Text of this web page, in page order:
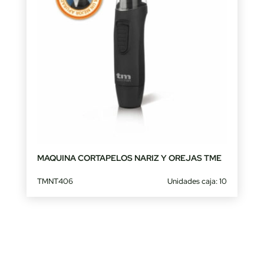
MAQUINA CORTAPELOS NARIZ Y OREJAS TME
TMNT406 Unidades caja: 10